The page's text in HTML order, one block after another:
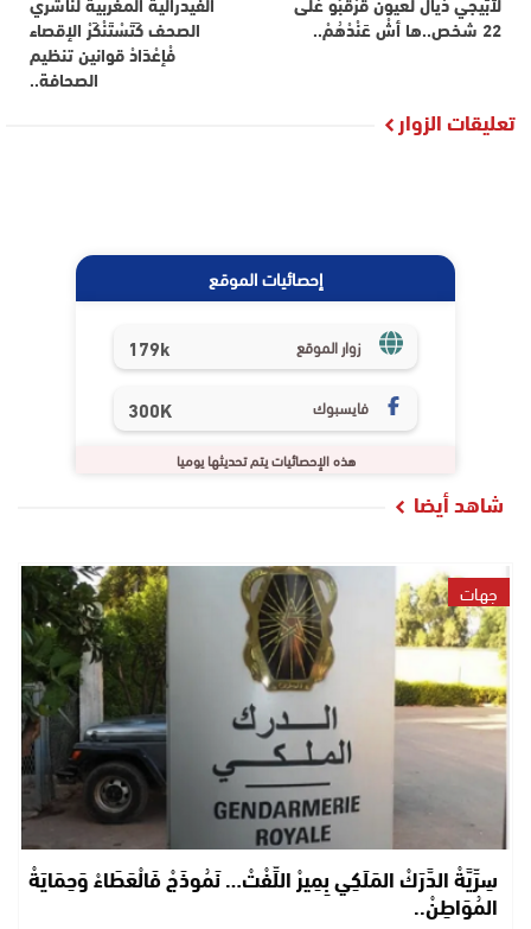
22 شخص..ها أشْ عَنْدْهُمْ.. الصحف كَتَسْتَنْكَرْ الإقصاء
فْإعْدَادْ قوانين تنظيم
الصحافة..
تعليقات الزوار
إحصائيات الموقع
زوار الموقع 179k
فايسبوك 300K
هذه الإحصائيات يتم تحديثها يوميا
شاهد أيضا
جهات
سِرِّيَّةْ الدَّرَكْ المَلَكِي بِمِيرْ اللِّفْتْ… نَمُوذَجْ فَالْعَطَاءْ وَحِمَايَةْ
المُوَاطِنْ..